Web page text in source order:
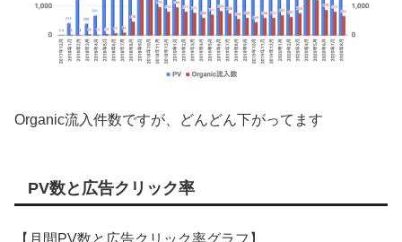
Organic流入件数ですが、どんどん下がってます
PV数と広告クリック率
【月間PV数と広告クリック率グラフ】